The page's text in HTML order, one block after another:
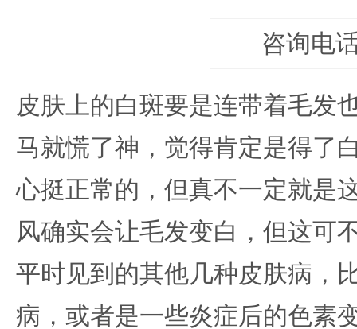
咨询电
皮肤上的白斑要是连带着毛发
马就慌了神，觉得肯定是得了
心挺正常的，但真不一定就是
风确实会让毛发变白，但这可
平时见到的其他几种皮肤病，
病，或者是一些炎症后的色素